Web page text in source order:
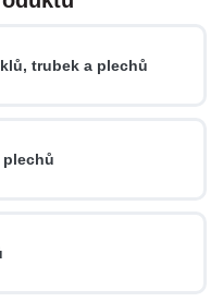
trubek a plechů
plechů